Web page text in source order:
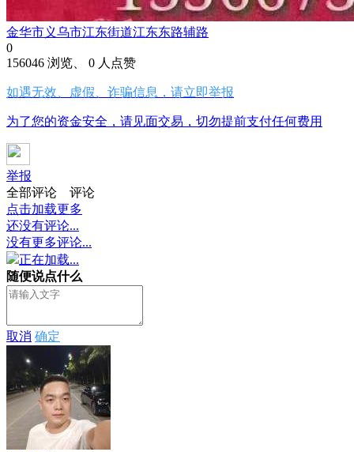
金华市义乌市江东街道江东东路辅路
0
156046 浏览、 0 人点赞
如遇无效、虚假、诈骗信息，请立即举报
为了您的资金安全，请见面交易，切勿提前支付任何费用
举报
全部评论
评论
点击加载更多
还没有评论...
没有更多评论...
正在加载...
随便说点什么
取消 确定